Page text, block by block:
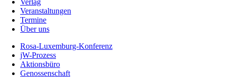
Verlag
Veranstaltungen
Termine
Über uns
Rosa-Luxemburg-Konferenz
jW-Prozess
Aktionsbüro
Genossenschaft